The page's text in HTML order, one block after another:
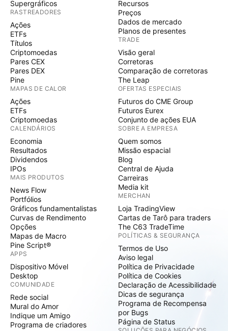
Supergráficos
RASTREADORES
Ações
ETFs
Títulos
Criptomoedas
Pares CEX
Pares DEX
Pine
MAPAS DE CALOR
Ações
ETFs
Criptomoedas
CALENDÁRIOS
Economia
Resultados
Dividendos
IPOs
MAIS PRODUTOS
News Flow
Portfólios
Gráficos fundamentalistas
Curvas de Rendimento
Opções
Mapas de Macro
Pine Script®
APPS
Dispositivo Móvel
Desktop
COMUNIDADE
Rede social
Mural do Amor
Indique um Amigo
Programa de criadores
Recursos
Preços
Dados de mercado
Planos de presentes
TRADE
Visão geral
Corretoras
Comparação de corretoras
The Leap
OFERTAS ESPECIAIS
Futuros do CME Group
Futuros Eurex
Conjunto de ações EUA
SOBRE A EMPRESA
Quem somos
Missão espacial
Blog
Central de Ajuda
Carreiras
Media kit
MERCHAN
Loja TradingView
Cartas de Tarô para traders
The C63 TradeTime
POLÍTICAS & SEGURANÇA
Termos de Uso
Aviso legal
Política de Privacidade
Política de Cookies
Declaração de Acessibilidade
Dicas de segurança
Programa de Recompensa
por Bugs
Página de Status